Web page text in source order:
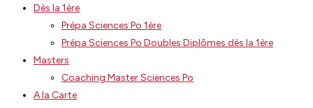
Dès la 1ère
Prépa Sciences Po 1ère
Prépa Sciences Po Doubles Diplômes dès la 1ère
Masters
Coaching Master Sciences Po
A la Carte